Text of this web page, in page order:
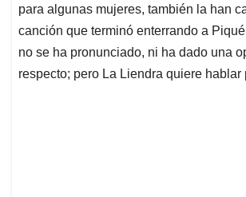
para algunas mujeres, también la han
canción que terminó enterrando a
no se ha pronunciado, ni ha dado una
respecto; pero La Liendra quiere hablar